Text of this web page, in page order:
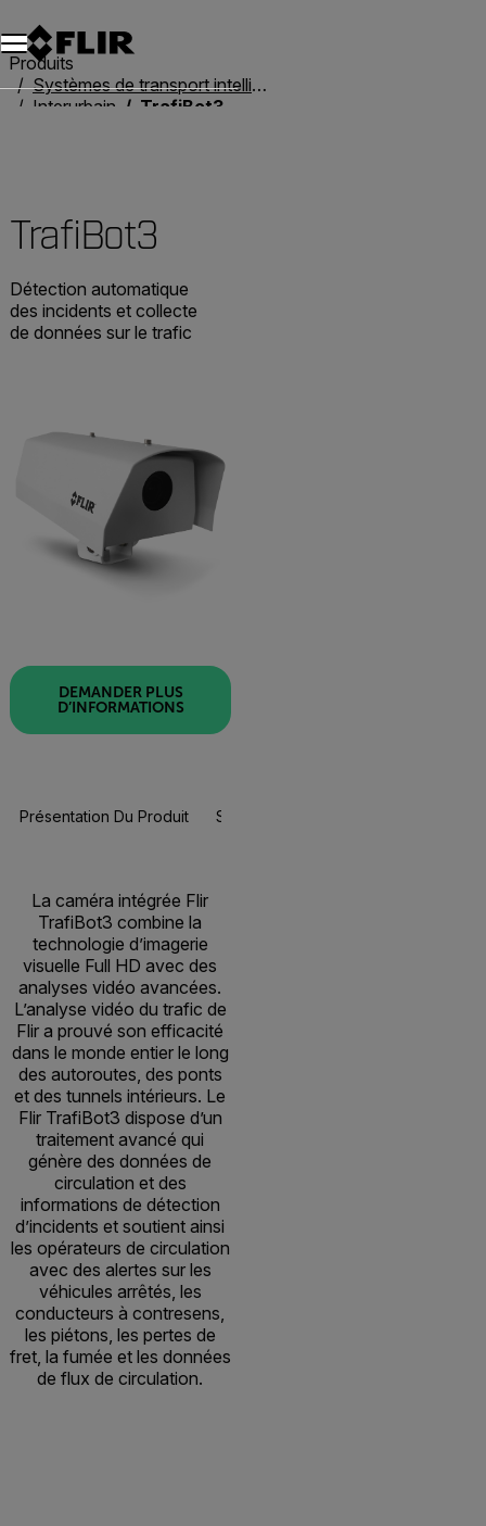
Unread messages
Modèle
Supprimer
articles
article
Ajouter au panier
Ajouté au panier
Produits
Systèmes de transport intelligent
Interurbain
TrafiBot3
TrafiBot3
Détection automatique
des incidents et collecte
de données sur le trafic
DEMANDER PLUS
D’INFORMATIONS
Présentation Du Produit Spécifications
La caméra intégrée Flir
TrafiBot3 combine la
technologie d’imagerie
visuelle Full HD avec des
analyses vidéo avancées.
L’analyse vidéo du trafic de
Flir a prouvé son efficacité
dans le monde entier le long
des autoroutes, des ponts
et des tunnels intérieurs. Le
Flir TrafiBot3 dispose d’un
traitement avancé qui
génère des données de
circulation et des
informations de détection
d’incidents et soutient ainsi
les opérateurs de circulation
avec des alertes sur les
véhicules arrêtés, les
conducteurs à contresens,
les piétons, les pertes de
fret, la fumée et les données
de flux de circulation.